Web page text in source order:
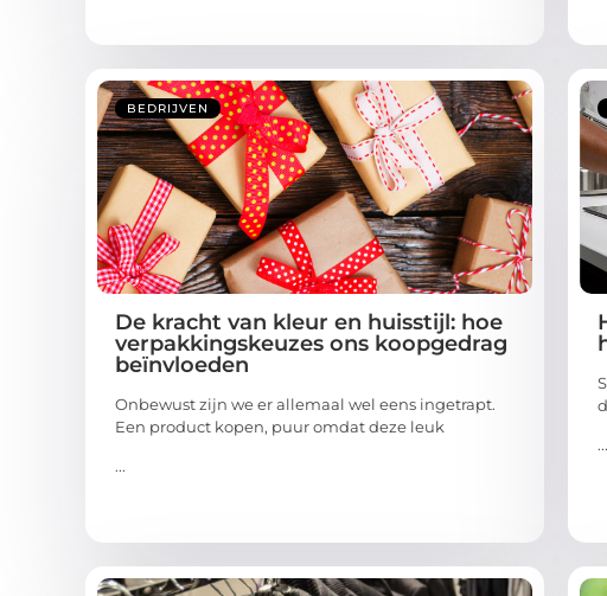
BEDRIJVEN
De kracht van kleur en huisstijl: hoe
verpakkingskeuzes ons koopgedrag
beïnvloeden
Onbewust zijn we er allemaal wel eens ingetrapt.
Een product kopen, puur omdat deze leuk
...
...